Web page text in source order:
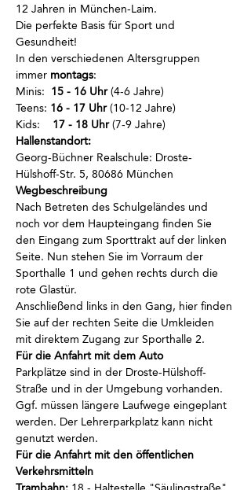
12 Jahren in München-Laim.
Die perfekte Basis für Sport und
Gesundheit!
In den verschiedenen Altersgruppen
immer montags:
Minis: 15 - 16 Uhr (4-6 Jahre)
Teens: 16 - 17 Uhr (10-12 Jahre)
Kids: 17 - 18 Uhr (7-9 Jahre)
Hallenstandort:
Georg-Büchner Realschule: Droste-
Hülshoff-Str. 5, 80686 München
Wegbeschreibung
Nach Betreten des Schulgeländes und
noch vor dem Haupteingang finden Sie
den Eingang zum Sporttrakt auf der linken
Seite. Nun stehen Sie im Vorraum der
Sporthalle 1 und gehen rechts durch die
rote Glastür.
Anschließend links in den Gang, hier finden
Sie auf der rechten Seite die Umkleiden
mit direktem Zugang zur Sporthalle 2.
Für die Anfahrt mit dem Auto
Parkplätze sind in der Droste-Hülshoff-
Straße und in der Umgebung vorhanden.
Ggf. müssen längere Laufwege eingeplant
werden. Der Lehrerparkplatz kann nicht
genutzt werden.
Für die Anfahrt mit den öffentlichen
Verkehrsmitteln